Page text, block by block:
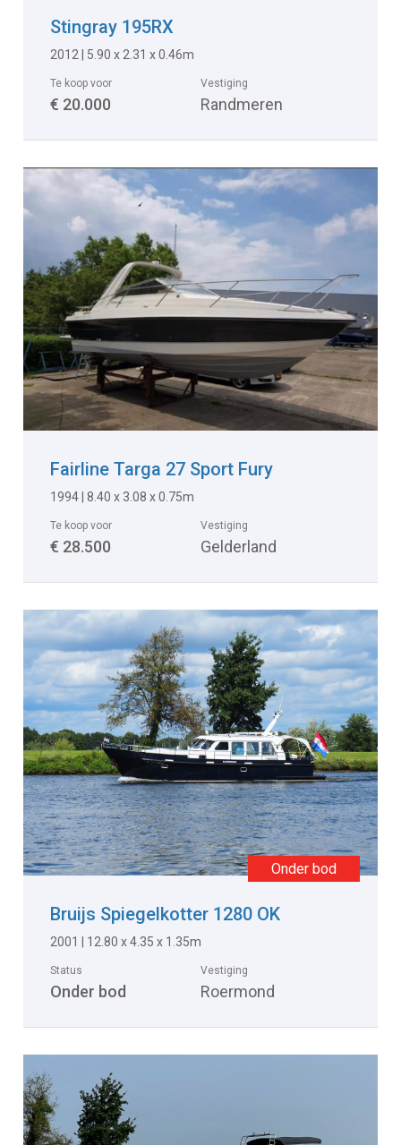
Stingray 195RX
2012 | 5.90 x 2.31 x 0.46m
Te koop voor
€ 20.000
Vestiging
Randmeren
Fairline Targa 27 Sport Fury
1994 | 8.40 x 3.08 x 0.75m
Te koop voor
€ 28.500
Vestiging
Gelderland
Bruijs Spiegelkotter 1280 OK
2001 | 12.80 x 4.35 x 1.35m
Status
Onder bod
Vestiging
Roermond